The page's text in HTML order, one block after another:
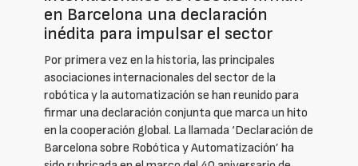
en Barcelona una declaración
inédita para impulsar el sector
Por primera vez en la historia, las principales
asociaciones internacionales del sector de la
robótica y la automatización se han reunido para
firmar una declaración conjunta que marca un hito
en la cooperación global. La llamada ‘Declaración de
Barcelona sobre Robótica y Automatización’ ha